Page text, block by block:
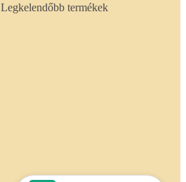
Legkelendőbb termékek